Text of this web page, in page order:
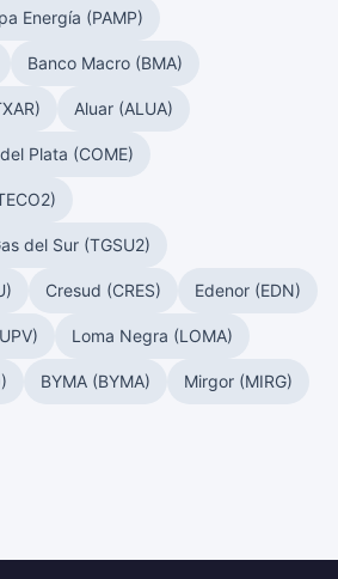
Energía (PAMP)
Banco Macro (BMA)
Aluar (ALUA)
Plata (COME)
del Sur (TGSU2)
Cresud (CRES) Edenor (EDN)
Loma Negra (LOMA)
BYMA (BYMA) Mirgor (MIRG)